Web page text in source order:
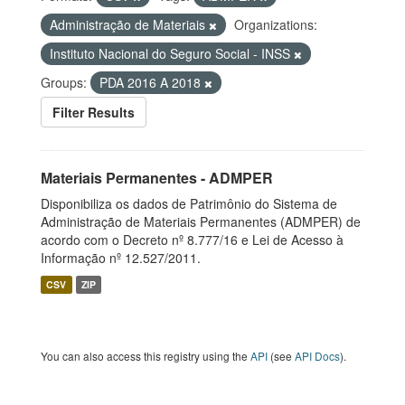
Administração de Materiais
Organizations:
Instituto Nacional do Seguro Social - INSS
Groups:
PDA 2016 A 2018
Filter Results
Materiais Permanentes - ADMPER
Disponibiliza os dados de Patrimônio do Sistema de
Administração de Materiais Permanentes (ADMPER) de
acordo com o Decreto nº 8.777/16 e Lei de Acesso à
Informação nº 12.527/2011.
CSV ZIP
You can also access this registry using the API (see API Docs).